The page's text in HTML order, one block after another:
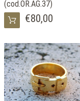
(cod.OR.AG.37)
€80,00